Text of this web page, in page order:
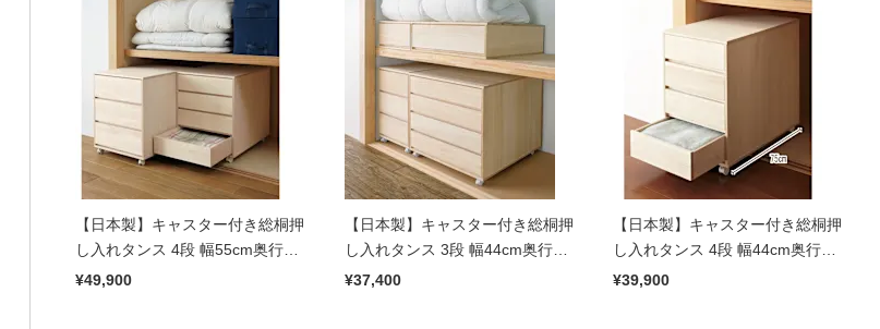
【日本製】キャスター付き総桐押
し入れタンス 4段 幅55cm奥行
75cm
¥49,900
【日本製】キャスター付き総桐押
し入れタンス 3段 幅44cm奥行
75cm
¥37,400
【日本製】キャスター付き総桐押
し入れタンス 4段 幅44cm奥行
75cm
¥39,900